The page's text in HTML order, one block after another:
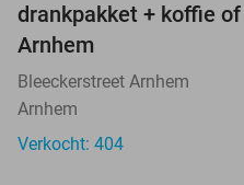
drankpakket + koffie
Arnhem
Bleeckerstreet Arnhem
Arnhem
Verkocht: 404